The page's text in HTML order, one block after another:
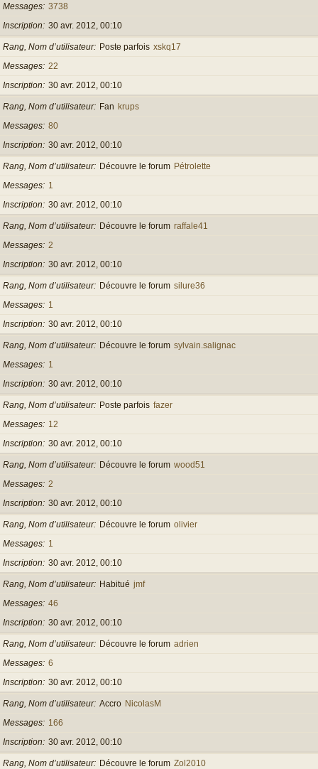
Messages 3738
Inscription
30 avr. 2012, 00:10
Rang, Nom d’utilisateur Poste parfois xskq17
Messages 22
Inscription
30 avr. 2012, 00:10
Rang, Nom d’utilisateur Fan krups
Messages 80
Inscription
30 avr. 2012, 00:10
Rang, Nom d’utilisateur Découvre le forum Pétrolette
Messages
1
Inscription
30 avr. 2012, 00:10
Rang, Nom d’utilisateur Découvre le forum raffale41
Messages 2
Inscription
30 avr. 2012, 00:10
Rang, Nom d’utilisateur Découvre le forum silure36
Messages
1
Inscription
30 avr. 2012, 00:10
Rang, Nom d’utilisateur Découvre le forum sylvain.salignac
Messages
1
Inscription
30 avr. 2012, 00:10
Rang, Nom d’utilisateur Poste parfois fazer
Messages
12
Inscription
30 avr. 2012, 00:10
Rang, Nom d’utilisateur Découvre le forum wood51
Messages 2
Inscription
30 avr. 2012, 00:10
Rang, Nom d’utilisateur Découvre le forum olivier
Messages
1
Inscription
30 avr. 2012, 00:10
Rang, Nom d’utilisateur Habitué jmf
Messages 46
Inscription
30 avr. 2012, 00:10
Rang, Nom d’utilisateur Découvre le forum adrien
Messages 6
Inscription
30 avr. 2012, 00:10
Rang, Nom d’utilisateur Accro NicolasM
Messages
166
Inscription
30 avr. 2012, 00:10
Rang, Nom d’utilisateur Découvre le forum Zol2010